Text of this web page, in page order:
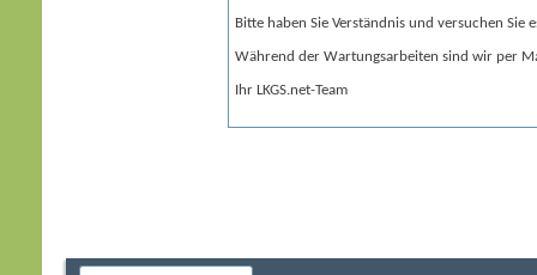
Bitte haben Sie Verständnis und versuchen Sie
Während der Wartungsarbeiten sind wir per
Ihr LKGS.net-Team